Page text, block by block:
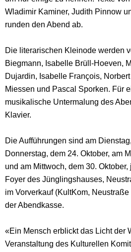
Wladimir Kaminer, Judith Pinnow
runden den Abend ab.
Die literarischen Kleinode werden
Biegmann, Isabelle Brüll-Hoeven,
Dujardin, Isabelle François,
Miessen und Pascal Sporken. Für
musikalische Untermalung des
Klavier.
Die Aufführungen sind am
Donnerstag, dem 24. Oktober, am
und am Mittwoch, dem 30.
Foyer des Jünglingshauses,
im Vorverkauf (KultKom,
der Abendkasse.
«Ein Mensch erblickt das Licht der
Veranstaltung des Kulturellen